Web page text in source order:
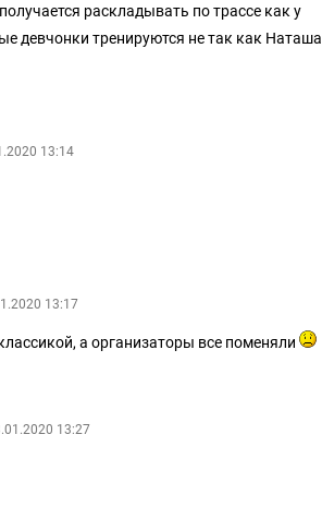
раскладывать по трассе как у
девчонки тренируются не так как Наташа
13:14
13:17
а организаторы все поменяли
13:27